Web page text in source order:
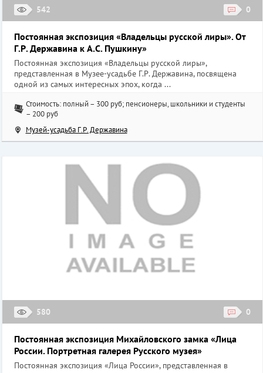
542 0
Постоянная экспозиция «Владельцы русской лиры». От
Г.Р. Державина к А.С. Пушкину»
Постоянная экспозиция «Владельцы русской лиры»,
представленная в Музее-усадьбе Г.Р. Державина, посвящена
одной из самых интересных эпох, когда ...
Стоимость: полный – 300 руб; пенсионеры, школьники и студенты
– 200 руб
Музей-усадьба Г.Р. Державина
580 0
Постоянная экспозиция Михайловского замка «Лица
России. Портретная галерея Русского музея»
Постоянная экспозиция «Лица России», представленная в